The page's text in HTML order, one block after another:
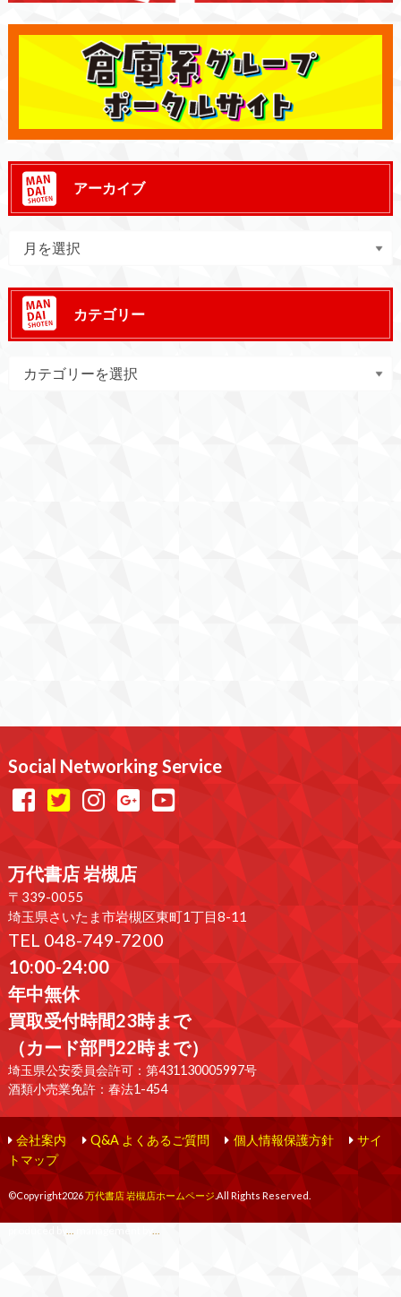
アーカイブ
カテゴリー
Social Networking Service
万代書店 岩槻店
〒339-0055
埼玉県さいたま市岩槻区東町1丁目8-11
TEL 048-749-7200
10:00-24:00
年中無休
買取受付時間23時まで
（カード部門22時まで）
埼玉県公安委員会許可：第431130005997号
酒類小売業免許：春法1-454
会社案内 Q&A よくあるご質問 個人情報保護方針
サイ
トマップ
©Copyright2026万代書店 岩槻店ホームページ .All Rights Reserved.
... ...